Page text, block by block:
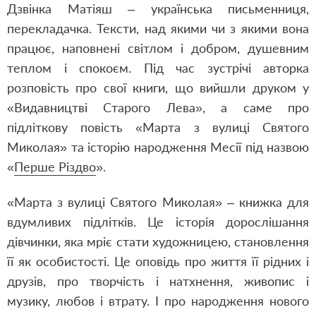
Дзвінка Матіяш – українська письменниця,
перекладачка. Тексти, над якими чи з якими вона
працює, наповнені світлом і добром, душевним
теплом і спокоєм. Під час зустрічі авторка
розповість про свої книги, що вийшли друком у
«Видавництві Старого Лева», а саме про
підліткову повість «Марта з вулиці Святого
Миколая» та історію народження Месії під назвою
«Перше Різдво».
«Марта з вулиці Святого Миколая» – книжка для
вдумливих підлітків. Це історія дорослішання
дівчинки, яка мріє стати художницею, становлення
її як особистості. Це оповідь про життя її рідних і
друзів, про творчість і натхнення, живопис і
музику, любов і втрату. І про народження нового